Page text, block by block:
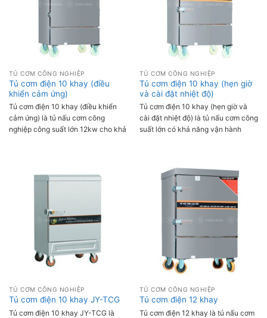
TỦ CƠM CÔNG NGHIỆP
Tủ cơm điện 10 khay (điều
khiển cảm ứng)
Tủ cơm điện 10 khay (điều khiển
cảm ứng) là tủ nấu cơm công
nghiệp công suất lớn 12kw cho khả
bảng điều khiển điện tử thông minh
nhà hàng, quán ăn, bếp ăn nhà
TỦ CƠM CÔNG NGHIỆP
Tủ cơm điện 10 khay (hẹn giờ
và cài đặt nhiệt độ)
Tủ cơm điện 10 khay (hẹn giờ và
cài đặt nhiệt độ) là tủ nấu cơm công
suất lớn có khả năng vận hành
nhiệt độ tiện lợi, có thể nấu từ 35-
45 kg gạo/ mẻ, thời gian nấu một
mẻ trung bình là 55-60 phút, thích
hợp sử dụng tại khách sạn, quán
ăn, bếp căn tin trường học, bệnh
TỦ CƠM CÔNG NGHIỆP
Tủ cơm điện 10 khay JY-TCG
Tủ cơm điện 10 khay JY-TCG là
TỦ CƠM CÔNG NGHIỆP
Tủ cơm điện 12 khay
Tủ cơm điện 12 khay là tủ nấu cơm